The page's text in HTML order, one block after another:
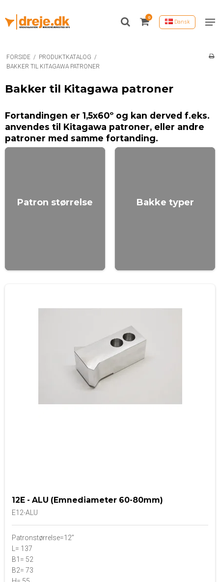
0
Dansk
FORSIDE / PRODUKTKATALOG /
BAKKER TIL KITAGAWA PATRONER
Bakker til Kitagawa patroner
Fortandingen er 1,5x60º og kan derved f.eks.
anvendes til Kitagawa patroner, eller andre
patroner med samme fortanding.
Patron størrelse Bakke typer
12E - ALU (Emnediameter 60-80mm)
E12-ALU
Patronstørrelse=12”
L= 137
B1= 52
B2= 73